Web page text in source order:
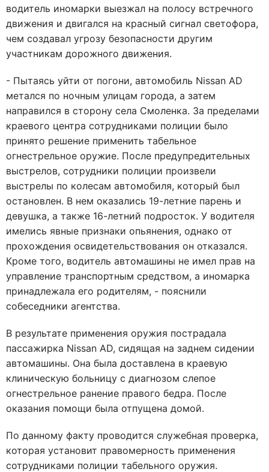
водитель иномарки выезжал на полосу встречного
движения и двигался на красный сигнал светофора,
чем создавал угрозу безопасности другим
участникам дорожного движения.
- Пытаясь уйти от погони, автомобиль Nissan AD
метался по ночным улицам города, а затем
направился в сторону села Смоленка. За пределами
краевого центра сотрудниками полиции было
принято решение применить табельное
огнестрельное оружие. После предупредительных
выстрелов, сотрудники полиции произвели
выстрелы по колесам автомобиля, который был
остановлен. В нем оказались 19-летние парень и
девушка, а также 16-летний подросток. У водителя
имелись явные признаки опьянения, однако от
прохождения освидетельствования он отказался.
Кроме того, водитель автомашины не имел прав на
управление транспортным средством, а иномарка
принадлежала его родителям, - пояснили
собеседники агентства.
В результате применения оружия пострадала
пассажирка Nissan AD, сидящая на заднем сидении
автомашины. Она была доставлена в краевую
клиническую больницу с диагнозом слепое
огнестрельное ранение правого бедра. После
оказания помощи была отпущена домой.
По данному факту проводится служебная проверка,
которая установит правомерность применения
сотрудниками полиции табельного оружия.